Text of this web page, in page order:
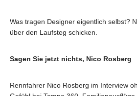
Was tragen Designer eigentlich selbst?
über den Laufsteg schicken.
Sagen Sie jetzt nichts, Nico Rosberg
Rennfahrer Nico Rosberg im Interview